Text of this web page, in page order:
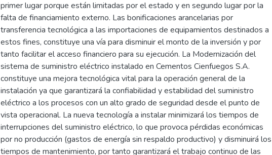
primer lugar porque están limitadas por el estado y en segundo lugar por la
falta de financiamiento externo. Las bonificaciones arancelarias por
transferencia tecnológica a las importaciones de equipamientos destinados a
estos fines, constituye una vía para disminuir el monto de la inversión y por
tanto facilitar el acceso financiero para su ejecución. La Modernización del
sistema de suministro eléctrico instalado en Cementos Cienfuegos S.A.
constituye una mejora tecnológica vital para la operación general de la
instalación ya que garantizará la confiabilidad y estabilidad del suministro
eléctrico a los procesos con un alto grado de seguridad desde el punto de
vista operacional. La nueva tecnología a instalar minimizará los tiempos de
interrupciones del suministro eléctrico, lo que provoca pérdidas económicas
por no producción (gastos de energía sin respaldo productivo) y disminuirá los
tiempos de mantenimiento, por tanto garantizará el trabajo continuo de las